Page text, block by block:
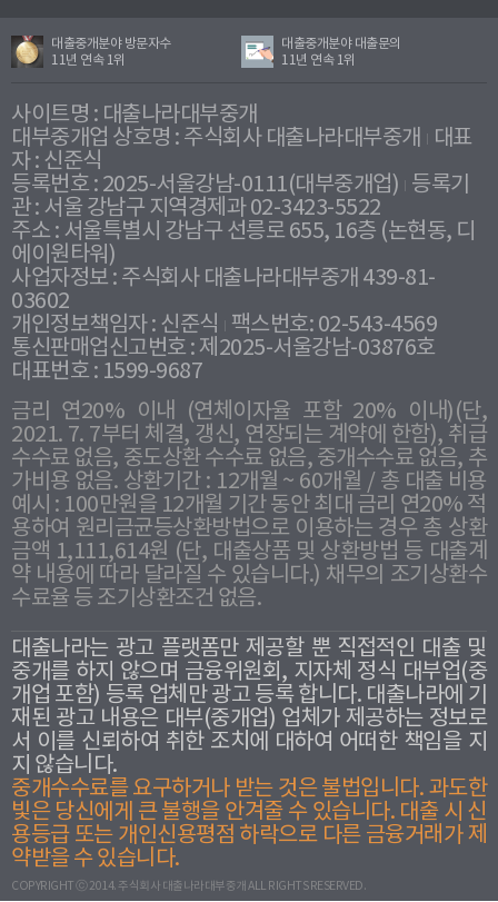
대출중개분야 방문자수
11년 연속 1위
대출중개분야 대출문의
11년 연속 1위
사이트명 : 대출나라대부중개
대부중개업 상호명 : 주식회사 대출나라대부중개
대표
자 : 신준식
등록번호 : 2025-서울강남-0111(대부중개업) 등록기
관 : 서울 강남구 지역경제과 02-3423-5522
주소 : 서울특별시 강남구 선릉로 655, 16층 (논현동, 디
에이원타워)
사업자정보 : 주식회사 대출나라대부중개 439-81-
03602
개인정보책임자 : 신준식
팩스번호: 02-543-4569
통신판매업신고번호 : 제2025-서울강남-03876호
대표번호 : 1599-9687
금리 연20% 이내 (연체이자율 포함 20% 이내)(단,
2021. 7. 7부터 체결, 갱신, 연장되는 계약에 한함), 취급
수수료 없음, 중도상환 수수료 없음, 중개수수료 없음, 추
가비용 없음. 상환기간 : 12개월 ~ 60개월 / 총 대출 비용
예시 : 100만원을 12개월 기간 동안 최대 금리 연20% 적
용하여 원리금균등상환방법으로 이용하는 경우 총 상환
금액 1,111,614원 (단, 대출상품 및 상환방법 등 대출계
약 내용에 따라 달라질 수 있습니다.) 채무의 조기상환수
수료율 등 조기상환조건 없음.
대출나라는 광고 플랫폼만 제공할 뿐 직접적인 대출 및
중개를 하지 않으며 금융위원회, 지자체 정식 대부업(중
개업 포함) 등록 업체만 광고 등록 합니다. 대출나라에 기
재된 광고 내용은 대부(중개업) 업체가 제공하는 정보로
서 이를 신뢰하여 취한 조치에 대하여 어떠한 책임을 지
지 않습니다.
중개수수료를 요구하거나 받는 것은 불법입니다. 과도한
빛은 당신에게 큰 불행을 안겨줄 수 있습니다. 대출 시 신
용등급 또는 개인신용평점 하락으로 다른 금융거래가 제
약받을 수 있습니다.
COPYRIGHT ⓒ 2014. 주식회사 대출나라대부중개 ALL RIGHTS RESERVED.